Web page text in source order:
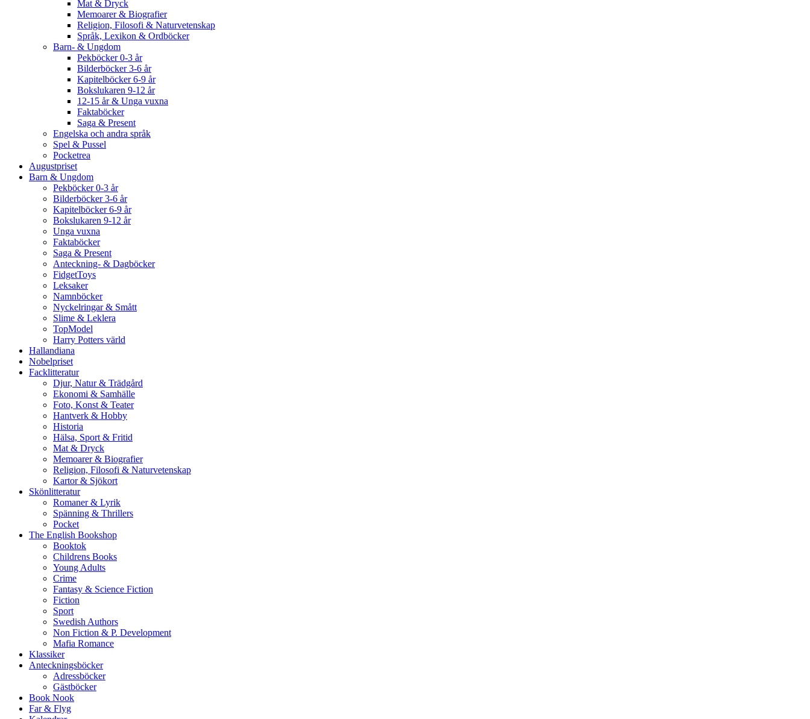
Mat & Dryck
Memoarer & Biografier
Religion, Filosofi & Naturvetenskap
Språk, Lexikon & Ordböcker
Barn- & Ungdom
Pekböcker 0-3 år
Bilderböcker 3-6 år
Kapitelböcker 6-9 år
Bokslukaren 9-12 år
12-15 år & Unga vuxna
Faktaböcker
Saga & Present
Engelska och andra språk
Spel & Pussel
Pocketrea
Augustpriset
Barn & Ungdom
Pekböcker 0-3 år
Bilderböcker 3-6 år
Kapitelböcker 6-9 år
Bokslukaren 9-12 år
Unga vuxna
Faktaböcker
Saga & Present
Anteckning- & Dagböcker
FidgetToys
Leksaker
Namnböcker
Nyckelringar & Smått
Slime & Leklera
TopModel
Harry Potters värld
Hallandiana
Nobelpriset
Facklitteratur
Djur, Natur & Trädgård
Ekonomi & Samhälle
Foto, Konst & Teater
Hantverk & Hobby
Historia
Hälsa, Sport & Fritid
Mat & Dryck
Memoarer & Biografier
Religion, Filosofi & Naturvetenskap
Kartor & Sjökort
Skönlitteratur
Romaner & Lyrik
Spänning & Thrillers
Pocket
The English Bookshop
Booktok
Childrens Books
Young Adults
Crime
Fantasy & Science Fiction
Fiction
Sport
Swedish Authors
Non Fiction & P. Development
Mafia Romance
Klassiker
Anteckningsböcker
Adressböcker
Gästböcker
Book Nook
Far & Flyg